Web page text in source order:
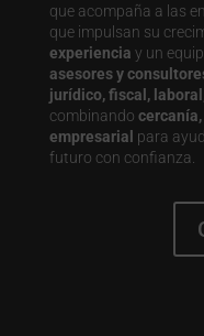
que acompaña a las
que impulsan su
experiencia y un
asesores y
jurídico, fiscal,
combinando
empresarial para
futuro con confianza.